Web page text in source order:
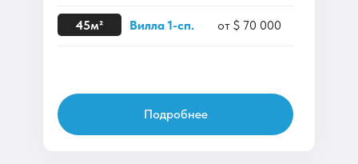
45м² Вилла 1-сп. от $ 70 000
Подробнее